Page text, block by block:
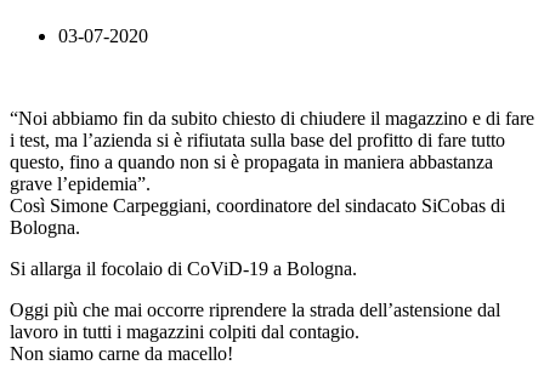
03-07-2020
“Noi abbiamo fin da subito chiesto di chiudere il magazzino e di fare
i test, ma l’azienda si è rifiutata sulla base del profitto di fare tutto
questo, fino a quando non si è propagata in maniera abbastanza
grave l’epidemia”.
Così Simone Carpeggiani, coordinatore del sindacato SiCobas di
Bologna.
Si allarga il focolaio di CoViD-19 a Bologna.
Oggi più che mai occorre riprendere la strada dell’astensione dal
lavoro in tutti i magazzini colpiti dal contagio.
Non siamo carne da macello!